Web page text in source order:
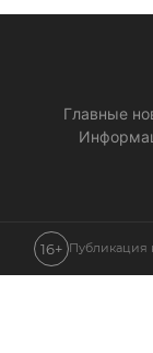
Главные
16+ Публикация